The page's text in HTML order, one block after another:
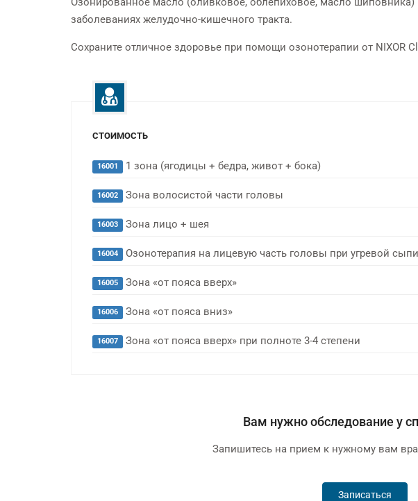
заболеваниях желудочно-кишечного тракта.
Сохраните отличное здоровье при помощи озонотерапии от NIXOR
СТОИМОСТЬ
16001 1 зона (ягодицы + бедра, живот + бока)
16002 Зона волосистой части головы
16003 Зона лицо + шея
16004 Озонотерапия на лицевую часть головы при угревой сыпи
16005 Зона «от пояса вверх»
16006 Зона «от пояса вниз»
16007 Зона «от пояса вверх» при полноте 3-4 степени
Вам нужно обследование у
Запишитесь на прием к нужному вам
Записаться